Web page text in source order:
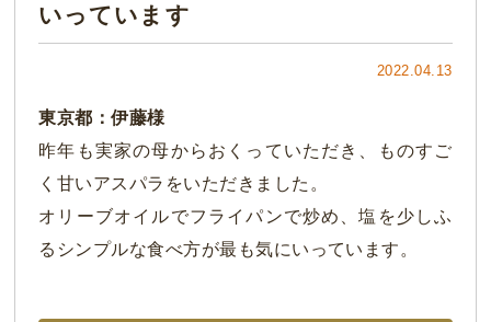
いっています
2022.04.13
東京都：伊藤様
昨年も実家の母からおくっていただき、ものすご
く甘いアスパラをいただきました。
オリーブオイルでフライパンで炒め、塩を少しふ
るシンプルな食べ方が最も気にいっています。